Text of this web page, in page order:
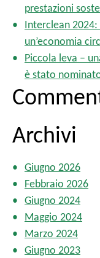
prestazioni
Interclean
un’economia
Piccola leva –
è stato
Archivi
Giugno 2026
Febbraio 2026
Giugno 2024
Maggio 2024
Marzo 2024
Giugno 2023